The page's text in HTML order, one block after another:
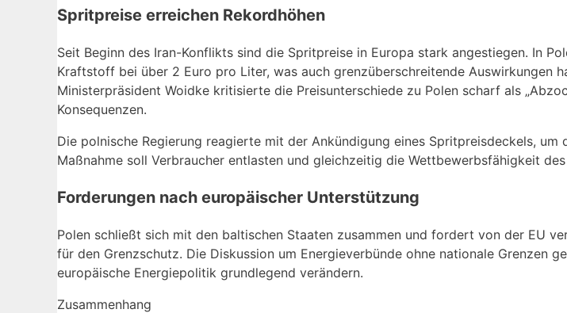
Spritpreise erreichen Rekordhöhen
Seit Beginn des Iran-Konflikts sind die Spritpreise in Europa stark angestiegen. In
Kraftstoff bei über 2 Euro pro Liter, was auch grenzüberschreitende Auswirkungen
Ministerpräsident Woidke kritisierte die Preisunterschiede zu Polen scharf als
Konsequenzen.
Die polnische Regierung reagierte mit der Ankündigung eines Spritpreisdeckels, um
Maßnahme soll Verbraucher entlasten und gleichzeitig die Wettbewerbsfähigkeit
Forderungen nach europäischer Unterstützung
Polen schließt sich mit den baltischen Staaten zusammen und fordert von der EU
für den Grenzschutz. Die Diskussion um Energieverbünde ohne nationale Grenzen
europäische Energiepolitik grundlegend verändern.
Zusammenhang